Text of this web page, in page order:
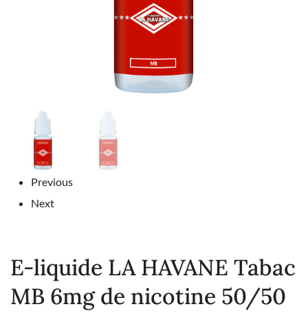
Previous
Next
E-liquide LA HAVANE Tabac
MB 6mg de nicotine 50/50